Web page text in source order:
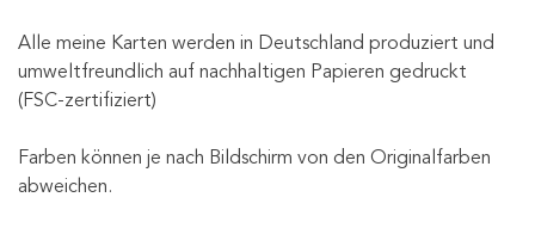
Alle meine Karten werden in Deutschland produziert und
umweltfreundlich auf nachhaltigen Papieren gedruckt
(FSC-zertifiziert)
Farben können je nach Bildschirm von den Originalfarben
abweichen.